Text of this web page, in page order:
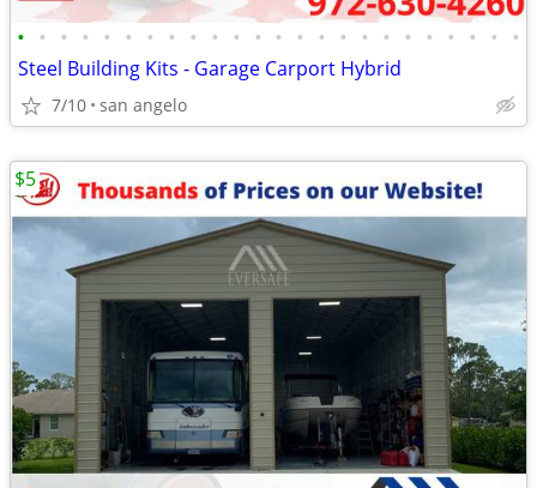
• • • • • • • • • • • • • • • • • • • • • • • •
Steel Building Kits - Garage Carport Hybrid
7/10 san angelo
$5